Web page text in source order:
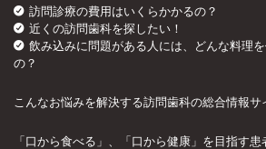
訪問診療の費用はいくらかかるの？
近くの訪問歯科を探したい！
飲み込みに問題がある人には、どんな料理
の？
こんなお悩みを解決する訪問歯科の総合情報サ
「口から食べる」、「口から健康」を目指す